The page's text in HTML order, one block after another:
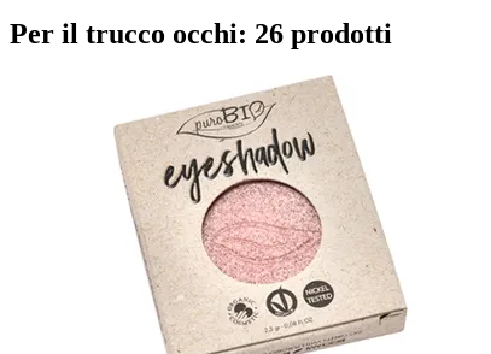
Per il trucco occhi: 26 prodotti